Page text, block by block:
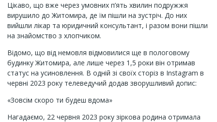
Цікаво, що вже через умовних п’ять хвилин подружжя
вирушило до Житомира, де їм пішли на зустріч. До них
вийшли лікар та юридичний консультант, і разом вони пішли
на знайомство з хлопчиком.
Відомо, що від немовля відмовилися ще в пологовому
будинку Житомира, але лише через 1,5 роки він отримав
статус на усиновлення. В одній зі своїх сторіз в Instagram в
червні 2023 року телеведучий додав зворушливий допис:
«Зовсім скоро ти будеш вдома»
Нагадаємо, 22 червня 2023 року зіркова родина отримала